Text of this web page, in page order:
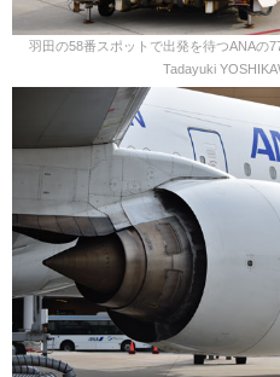
羽田の58番スポットで出発を待つANAの
Tadayuki